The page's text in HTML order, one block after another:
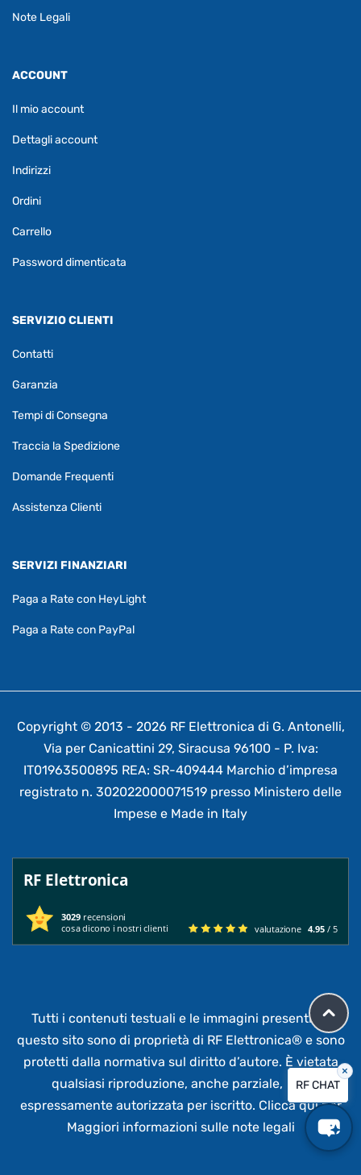
Note Legali
ACCOUNT
Il mio account
Dettagli account
Indirizzi
Ordini
Carrello
Password dimenticata
SERVIZIO CLIENTI
Contatti
Garanzia
Tempi di Consegna
Traccia la Spedizione
Domande Frequenti
Assistenza Clienti
SERVIZI FINANZIARI
Paga a Rate con HeyLight
Paga a Rate con PayPal
Copyright © 2013 - 2026 RF Elettronica di G. Antonelli,
Via per Canicattini 29, Siracusa 96100 - P. Iva:
IT01963500895 REA: SR-409444 Marchio d’impresa
registrato n. 302022000071519 presso Ministero delle
Impese e Made in Italy
RF Elettronica
3029 recensioni
cosa dicono i nostri clienti
valutazione 4.95 / 5
Tutti i contenuti testuali e le immagini presenti su
questo sito sono di proprietà di RF Elettronica® e sono
protetti dalla normativa sul diritto d’autore. È vietata
qualsiasi riproduzione, anche parziale,
non
espressamente autorizzata per iscritto. Clicca qui per
Maggiori informazioni sulle note legali
RF CHAT
×